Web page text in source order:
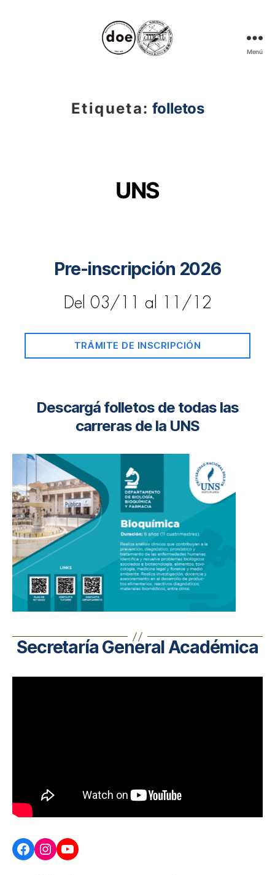
Carreras
de
Menú
Etiqueta: folletos
Categorías
UNS
Pre-inscripción 2026
Del 03/11 al 11/12
TRÁMITE DE INSCRIPCIÓN
Descargá folletos de todas las
carreras de la UNS
Secretaría General Académica
Facebook
Instagram
YouTube